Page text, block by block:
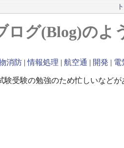
ログ(Blog)のよ
消防 |情報処理 | 航空通 | 開発 | 電
受験の勉強のため忙しいなど